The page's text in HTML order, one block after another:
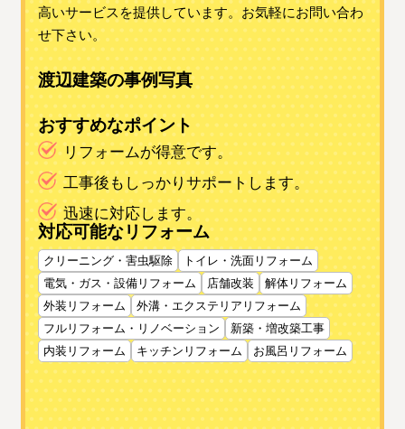
高いサービスを提供しています。お気軽にお問い合わ
せ下さい。
渡辺建築の事例写真
おすすめなポイント
リフォームが得意です。
工事後もしっかりサポートします。
迅速に対応します。
対応可能なリフォーム
クリーニング・害虫駆除
トイレ・洗面リフォーム
電気・ガス・設備リフォーム
店舗改装
解体リフォーム
外装リフォーム
外溝・エクステリアリフォーム
フルリフォーム・リノベーション
新築・増改築工事
内装リフォーム
キッチンリフォーム お風呂リフォーム